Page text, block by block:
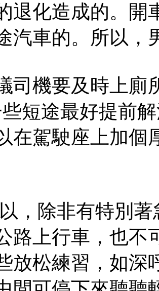
退化造成的。開
汽車的。所以，
機要及時上廁
些短途最好提前
在駕駛座上加個
除非有特別著
路上行車，也不
放松練習，如深